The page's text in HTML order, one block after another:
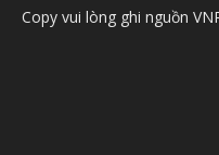
Copy vui lòng ghi nguồn